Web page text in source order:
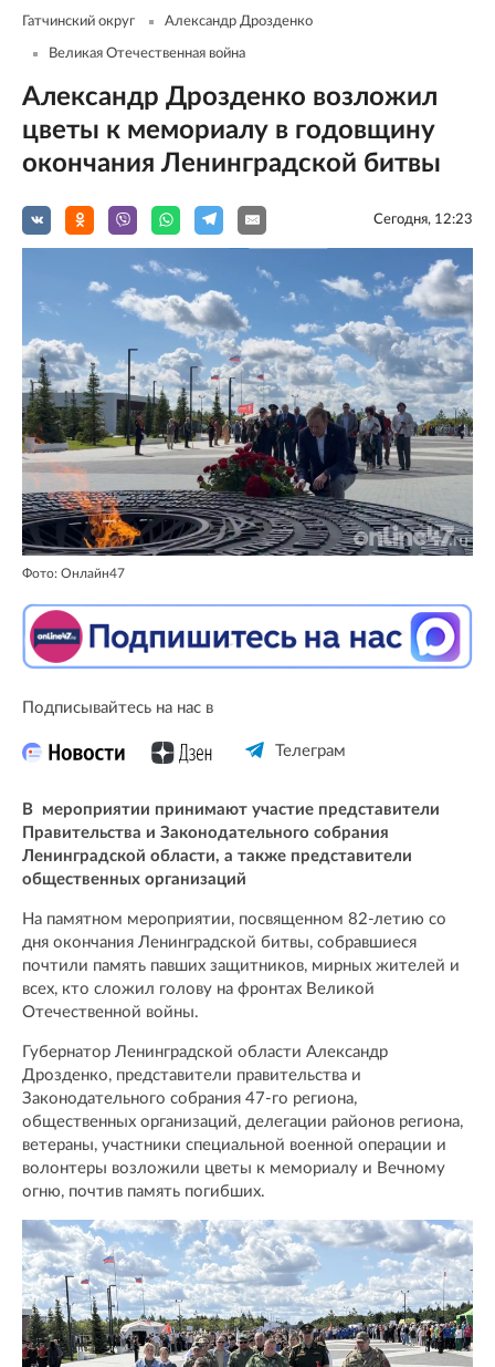
Гатчинский округ Александр Дрозденко
Великая Отечественная война
Александр Дрозденко возложил
цветы к мемориалу в годовщину
окончания Ленинградской битвы
Сегодня, 12:23
Фото: Онлайн47
Подписывайтесь на нас в
Телеграм
В мероприятии принимают участие представители
Правительства и Законодательного собрания
Ленинградской области, а также представители
общественных организаций
На памятном мероприятии, посвященном 82-летию со
дня окончания Ленинградской битвы, собравшиеся
почтили память павших защитников, мирных жителей и
всех, кто сложил голову на фронтах Великой
Отечественной войны.
Губернатор Ленинградской области Александр
Дрозденко, представители правительства и
Законодательного собрания 47-го региона,
общественных организаций, делегации районов региона,
ветераны, участники специальной военной операции и
волонтеры возложили цветы к мемориалу и Вечному
огню, почтив память погибших.